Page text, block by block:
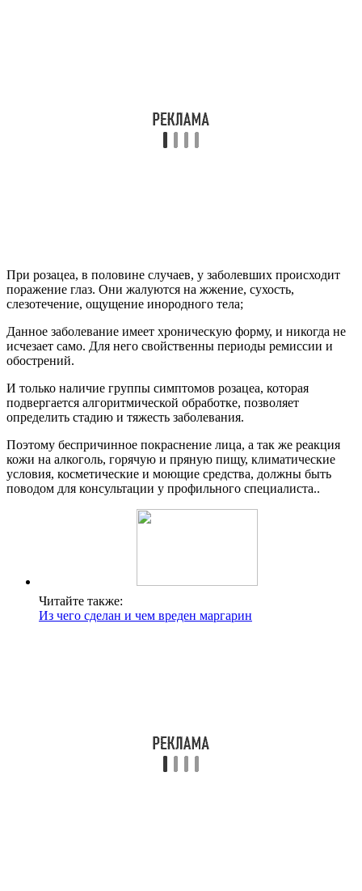
При розацеа, в половине случаев, у заболевших происходит
поражение глаз. Они жалуются на жжение, сухость,
слезотечение, ощущение инородного тела;
Данное заболевание имеет хроническую форму, и никогда не
исчезает само. Для него свойственны периоды ремиссии и
обострений.
И только наличие группы симптомов розацеа, которая
подвергается алгоритмической обработке, позволяет
определить стадию и тяжесть заболевания.
Поэтому беспричинное покраснение лица, а так же реакция
кожи на алкоголь, горячую и пряную пищу, климатические
условия, косметические и моющие средства, должны быть
поводом для консультации у профильного специалиста..
Читайте также:
Из чего сделан и чем вреден маргарин